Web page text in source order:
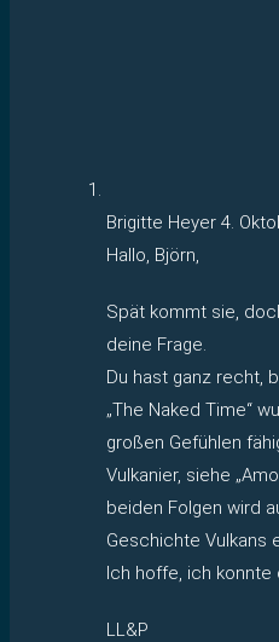
Brigitte Heyer 4.
Hallo, Björn,
Spät kommt sie,
deine Frage.
Du hast ganz recht,
„The Naked Time“
großen Gefühlen
Vulkanier, siehe
beiden Folgen wird
Geschichte Vulkans
Ich hoffe, ich konnte
LL&P